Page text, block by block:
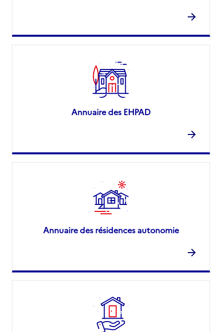
Annuaire des EHPAD
Annuaire des résidences autonomie